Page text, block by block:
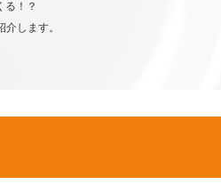
る！？
します。